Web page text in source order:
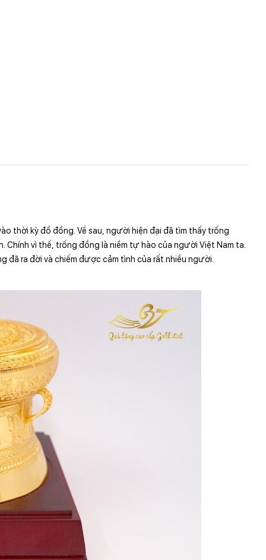
thời kỳ đồ đồng. Về sau, người hiện đại đã tìm thấy trống
vì thế, trống đồng là niềm tự hào của người Việt Nam ta.
đã ra đời và chiếm được cảm tình của rất nhiều người.